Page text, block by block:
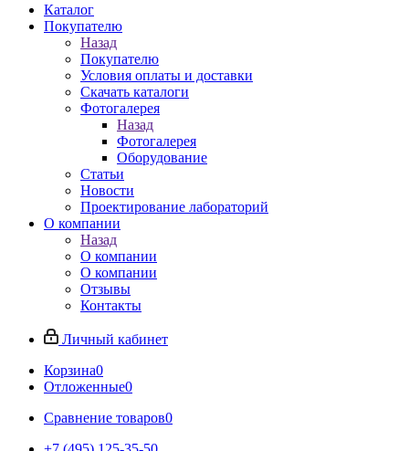
Каталог
Покупателю
Назад
Покупателю
Условия оплаты и доставки
Скачать каталоги
Фотогалерея
Назад
Фотогалерея
Оборудование
Статьи
Новости
Проектирование лабораторий
О компании
Назад
О компании
О компании
Отзывы
Контакты
Личный кабинет
Корзина0
Отложенные0
Сравнение товаров0